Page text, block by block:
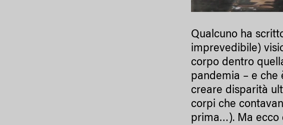
Qualcuno ha
imprevedibile)
corpo dentro
pandemia – e che
creare disparità
corpi che
prima…). Ma ecco